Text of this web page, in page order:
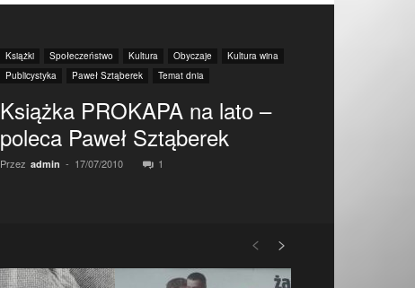
Książki Społeczeństwo Kultura Obyczaje
Kultura wina
Publicystyka
Paweł Sztąberek Temat dnia
Książka PROKAPA na lato –
poleca Paweł Sztąberek
Przez admin - 17/07/2010 1